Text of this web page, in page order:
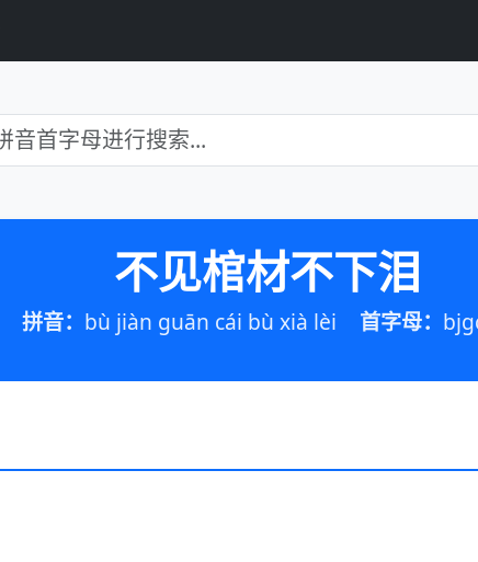
不见棺材不下泪
拼音： bù jiàn guān cái bù xià lèi 首字母：